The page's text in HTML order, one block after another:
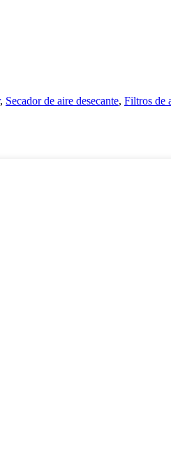
, Secador de aire desecante, Filtros de